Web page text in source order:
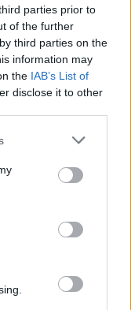
parties prior to
of the further
third parties on the
information may
the IAB’s List of
disclose it to other
or more Google
You may click to
party tags to
in below Google